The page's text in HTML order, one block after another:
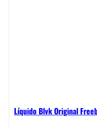
Líquido Blvk Original